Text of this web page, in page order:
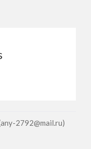
2792@mail.ru)